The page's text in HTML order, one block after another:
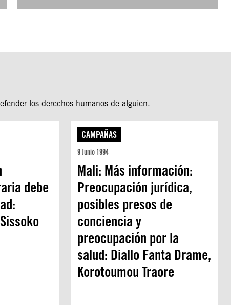
los derechos humanos de alguien.
debe
CAMPAÑAS
9 Junio 1994
Mali: Más información:
Preocupación jurídica,
posibles presos de
conciencia y
preocupación por la
salud: Diallo Fanta Drame,
Korotoumou Traore